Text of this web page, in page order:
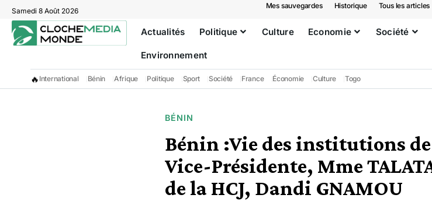
Samedi 8 Août 2026
Mes sauvegardes Historique Tous les articles
Actualités Politique Culture Economie Société
Environnement
🔥 International Bénin Afrique Politique Sport Société France Économie Culture Togo
BÉNIN
Bénin :Vie des institutions
Vice-Présidente, Mme
de la HCJ, Dandi GNAMOU